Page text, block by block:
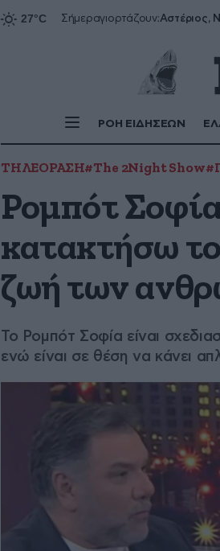
Σήμεραγιορτάζουν:Αστέριος,
ΡΟΗ ΕΙΔΗΣΕΩΝ
ΤΗΛΕΟΡΑΣΗ#The 2Night Show
Ρομπότ
κατακτήσω
ζωή των
Το Ρομπότ Σοφία είναι
ενώ είναι σε θέση να κάνει